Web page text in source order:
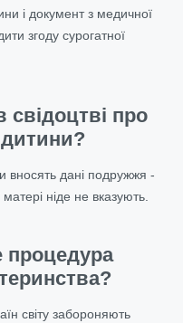
і документ з медичної
згоду сурогатної
свідоцтві про
вносять дані подружжя -
ніде не вказують.
процедура
світу забороняють